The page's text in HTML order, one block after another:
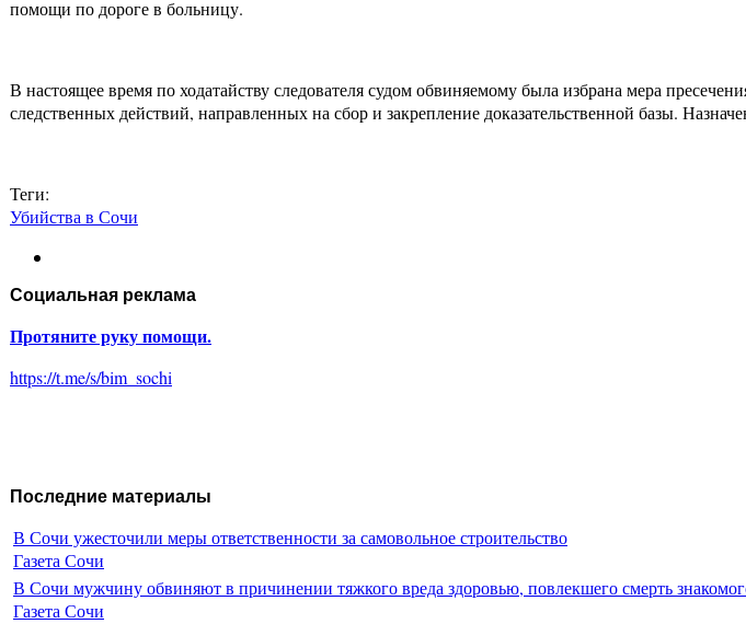
помощи по дороге в больницу.
В настоящее время по ходатайству следователя судом обвиняемому была избрана мера
следственных действий, направленных на сбор и закрепление доказательственной базы.
Теги:
Убийства в Сочи
Социальная реклама
Протяните руку помощи.
https://t.me/s/bim_sochi
Последние материалы
В Сочи ужесточили меры ответственности за самовольное строительство
Газета Сочи
В Сочи мужчину обвиняют в причинении тяжкого вреда здоровью, повлекшего смерть
Газета Сочи